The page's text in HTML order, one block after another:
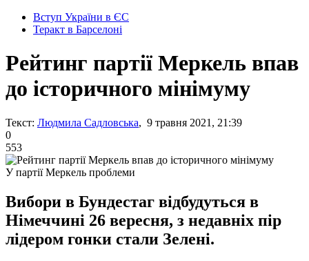
Вступ України в ЄС
Теракт в Барселоні
Рейтинг партії Меркель впав
до історичного мінімуму
Текст: Людмила Садловська, 9 травня 2021, 21:39
0
553
У партії Меркель проблеми
Вибори в Бундестаг відбудуться в
Німеччині 26 вересня, з недавніх пір
лідером гонки стали Зелені.